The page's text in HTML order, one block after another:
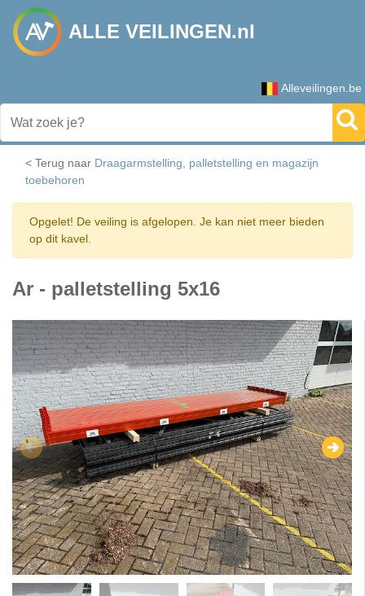
ALLE VEILINGEN.nl
Alleveilingen.be
< Terug naar Draagarmstelling, palletstelling en magazijn
toebehoren
Opgelet! De veiling is afgelopen. Je kan niet meer bieden
op dit kavel.
Ar - palletstelling 5x16